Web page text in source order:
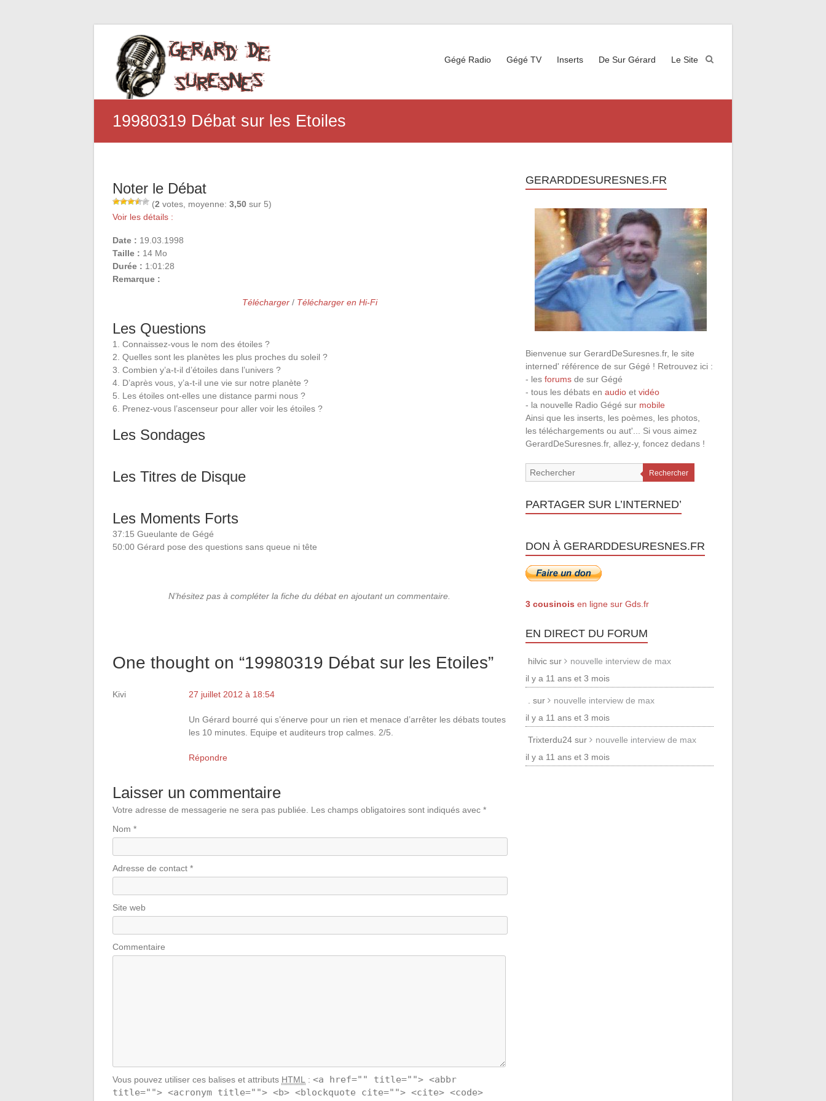
Gégé Radio Gégé TV Inserts De Sur Gérard Le Site
19980319 Débat sur les Etoiles
Noter le Débat
(2 votes, moyenne: 3,50 sur 5)
Voir les détails :
Date : 19.03.1998
Taille : 14 Mo
Durée : 1:01:28
Remarque :
Télécharger/ Télécharger en Hi-Fi
Les Questions
1. Connaissez-vous le nom des étoiles ?
2. Quelles sont les planètes les plus proches du soleil ?
3. Combien y’a-t-il d’étoiles dans l’univers ?
4. D’après vous, y’a-t-il une vie sur notre planète ?
5. Les étoiles ont-elles une distance parmi nous ?
6. Prenez-vous l’ascenseur pour aller voir les étoiles ?
Les Sondages
Les Titres de Disque
Les Moments Forts
37:15 Gueulante de Gégé
50:00 Gérard pose des questions sans queue ni tête
N’hésitez pas à compléter la fiche du débat en ajoutant un commentaire.
One thought on “19980319 Débat sur les Etoiles”
Kivi 27 juillet 2012 à 18:54
Un Gérard bourré qui s’énerve pour un rien et menace d’arrêter les débats toutes
les 10 minutes. Equipe et auditeurs trop calmes. 2/5.
Répondre
Laisser un commentaire
Votre adresse de messagerie ne sera pas publiée. Les champs obligatoires sont indiqués avec *
Nom *
Adresse de contact *
Site web
Commentaire
Vous pouvez utiliser ces balises et attributs HTML : <a href="" title=""> <abbr
title=""> <acronym title=""> <b> <blockquote cite=""> <cite> <code>
GERARDDESURESNES.FR
Bienvenue sur GerardDeSuresnes.fr, le site
interned' référence de sur Gégé ! Retrouvez ici :
- lesforums de sur Gégé
- tous les débats enaudio etvidéo
- la nouvelle Radio Gégé sur mobile
Ainsi que les inserts, les poèmes, les photos,
les téléchargements ou aut'... Si vous aimez
GerardDeSuresnes.fr, allez-y, foncez dedans !
Rechercher
PARTAGER SUR L’INTERNED’
DON À GERARDDESURESNES.FR
3 cousinois en ligne sur Gds.fr
EN DIRECT DU FORUM
hilvic sur
nouvelle interview de max
il y a 11 ans et 3 mois
. sur
nouvelle interview de max
il y a 11 ans et 3 mois
Trixterdu24 sur
nouvelle interview de max
il y a 11 ans et 3 mois